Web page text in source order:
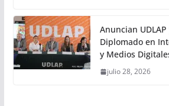
Anuncian UDLAP
Diplomado en
y Medios
julio 28, 2026